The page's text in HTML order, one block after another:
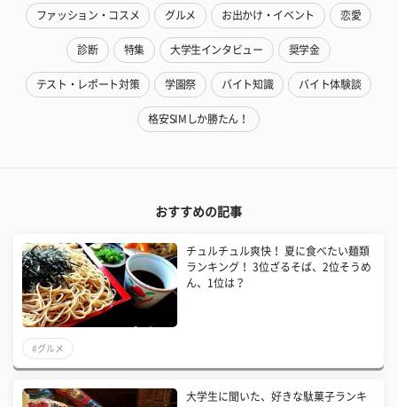
ファッション・コスメ グルメ お出かけ・イベント 恋愛
診断 特集 大学生インタビュー 奨学金
テスト・レポート対策 学園祭 バイト知識 バイト体験談
格安SIMしか勝たん！
おすすめの記事
チュルチュル爽快！ 夏に食べたい麺類
ランキング！ 3位ざるそば、2位そうめ
ん、1位は？
#グルメ
大学生に聞いた、好きな駄菓子ランキ